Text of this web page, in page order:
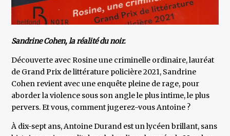
Sandrine Cohen, la réalité du noir.
Découverte avec Rosine une criminelle ordinaire, lauréat
de Grand Prix de littérature policière 2021, Sandrine
Cohen revient avec une enquête pleine de rage, pour
aborder la violence sous son angle le plus intime, le plus
pervers. Et vous, comment jugerez-vous Antoine ?
À dix-sept ans, Antoine Durand est un lycéen brillant, sans